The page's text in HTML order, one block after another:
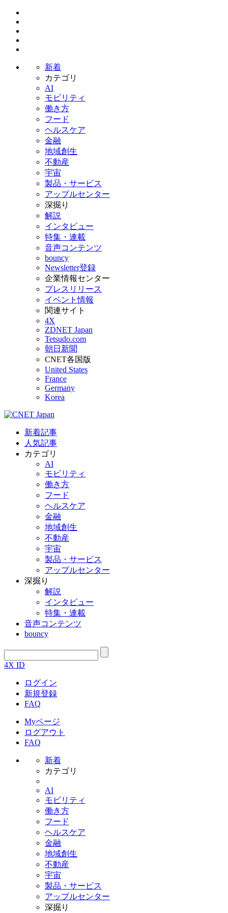
新着
カテゴリ
AI
モビリティ
働き方
フード
ヘルスケア
金融
地域創生
不動産
宇宙
製品・サービス
アップルセンター
深掘り
解説
インタビュー
特集・連載
音声コンテンツ
bouncy
Newsletter登録
企業情報センター
プレスリリース
イベント情報
関連サイト
4X
ZDNET Japan
Tetsudo.com
朝日新聞
CNET各国版
United States
France
Germany
Korea
新着記事
人気記事
カテゴリ
AI
モビリティ
働き方
フード
ヘルスケア
金融
地域創生
不動産
宇宙
製品・サービス
アップルセンター
深掘り
解説
インタビュー
特集・連載
音声コンテンツ
bouncy
4X ID
ログイン
新規登録
FAQ
Myページ
ログアウト
FAQ
新着
カテゴリ
AI
モビリティ
働き方
フード
ヘルスケア
金融
地域創生
不動産
宇宙
製品・サービス
アップルセンター
深掘り